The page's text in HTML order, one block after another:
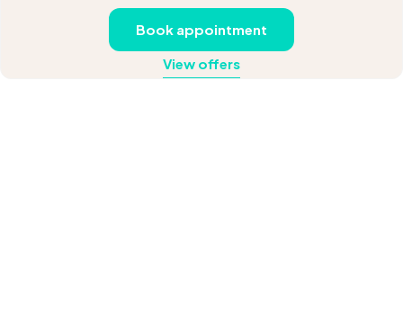
Book appointment
View offers